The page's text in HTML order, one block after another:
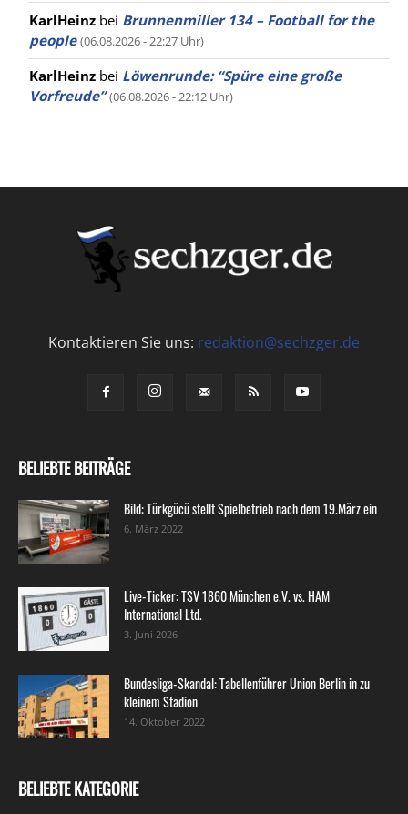
KarlHeinz bei Brunnenmiller 134 – Football for the
people (06.08.2026 - 22:27 Uhr)
KarlHeinz bei Löwenrunde: “Spüre eine große
Vorfreude” (06.08.2026 - 22:12 Uhr)
Kontaktieren Sie uns: redaktion@sechzger.de
BELIEBTE BEITRÄGE
Bild: Türkgücü stellt Spielbetrieb nach dem 19.März ein
6. März 2022
Live-Ticker: TSV 1860 München e.V. vs. HAM
International Ltd.
3. Juni 2026
Bundesliga-Skandal: Tabellenführer Union Berlin in zu
kleinem Stadion
14. Oktober 2022
BELIEBTE KATEGORIE